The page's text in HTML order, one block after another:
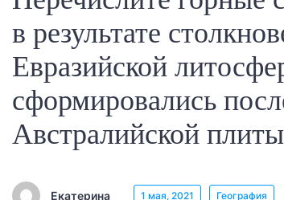
в результате
Евразийской
сформировались
Австралийской
Екатерина 1 мая, 2021 География